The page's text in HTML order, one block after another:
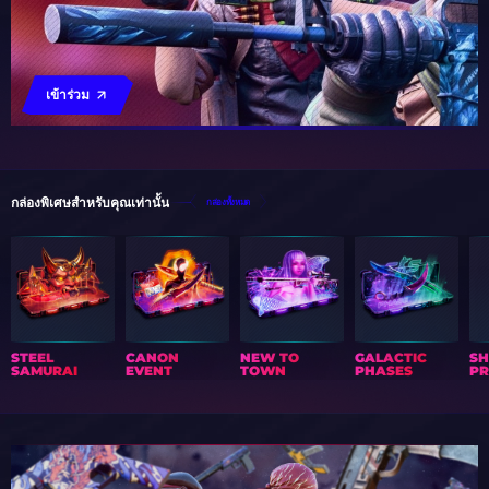
เข้าร่วม
กล่องพิเศษสำหรับคุณเท่านั้น กล่องทั้งหมด
STEEL
SAMURAI
CANON
EVENT
NEW TO
TOWN
GALACTIC
PHASES